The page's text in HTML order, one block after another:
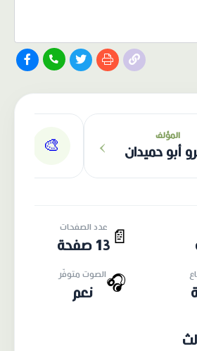
المؤلف
أبو حميدان ›
🎨
📄
عدد الصفحات
13 صفحة
🎧الصوت متوفّر
نعم